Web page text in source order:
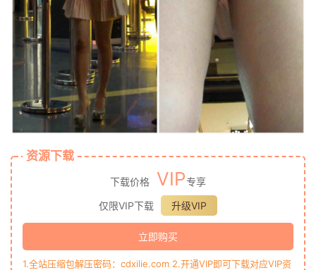
资源下载
下载价格 VIP专享
仅限VIP下载
升级VIP
立即购买
1.全站压缩包解压密码：cdxilie.com 2.开通VIP即可下载对应VIP资